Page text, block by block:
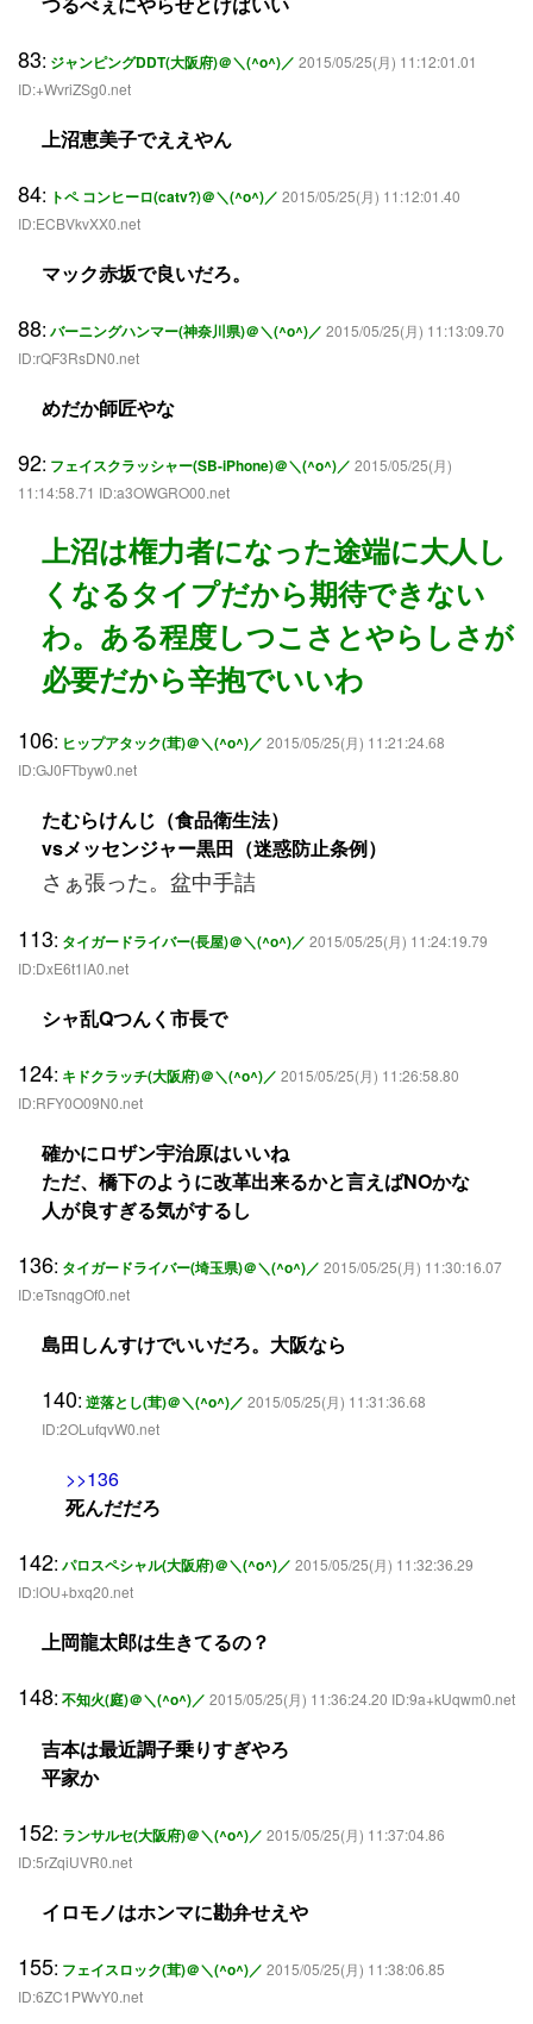
83: ジャンピングDDT(大阪府)＠＼(^o^)／ 2015/05/25(月) 11:12:01.01
ID:+WvriZSg0.net
上沼恵美子でええやん
84: トペ コンヒーロ(catv?)＠＼(^o^)／ 2015/05/25(月) 11:12:01.40
ID:ECBVkvXX0.net
マック赤坂で良いだろ。
88: バーニングハンマー(神奈川県)＠＼(^o^)／ 2015/05/25(月) 11:13:09.70
ID:rQF3RsDN0.net
めだか師匠やな
92: フェイスクラッシャー(SB-iPhone)＠＼(^o^)／ 2015/05/25(月)
11:14:58.71 ID:a3OWGRO00.net
上沼は権力者になった途端に大人し
くなるタイプだから期待できない
わ。ある程度しつこさとやらしさが
必要だから辛抱でいいわ
106: ヒップアタック(茸)＠＼(^o^)／ 2015/05/25(月) 11:21:24.68
ID:GJ0FTbyw0.net
たむらけんじ（食品衛生法）
vsメッセンジャー黒田（迷惑防止条例）
さぁ張った。盆中手詰
113: タイガードライバー(長屋)＠＼(^o^)／ 2015/05/25(月) 11:24:19.79
ID:DxE6t1lA0.net
シャ乱Qつんく市長で
124: キドクラッチ(大阪府)＠＼(^o^)／ 2015/05/25(月) 11:26:58.80
ID:RFY0O09N0.net
確かにロザン宇治原はいいね
ただ、橋下のように改革出来るかと言えばNOかな
人が良すぎる気がするし
136: タイガードライバー(埼玉県)＠＼(^o^)／ 2015/05/25(月) 11:30:16.07
ID:eTsnqgOf0.net
島田しんすけでいいだろ。大阪なら
140: 逆落とし(茸)＠＼(^o^)／ 2015/05/25(月) 11:31:36.68
ID:2OLufqvW0.net
>>136
死んだだろ
142: パロスペシャル(大阪府)＠＼(^o^)／ 2015/05/25(月) 11:32:36.29
ID:lOU+bxq20.net
上岡龍太郎は生きてるの？
148: 不知火(庭)＠＼(^o^)／ 2015/05/25(月) 11:36:24.20 ID:9a+kUqwm0.net
吉本は最近調子乗りすぎやろ
平家か
152: ランサルセ(大阪府)＠＼(^o^)／ 2015/05/25(月) 11:37:04.86
ID:5rZqiUVR0.net
イロモノはホンマに勘弁せえや
155: フェイスロック(茸)＠＼(^o^)／ 2015/05/25(月) 11:38:06.85
ID:6ZC1PWvY0.net